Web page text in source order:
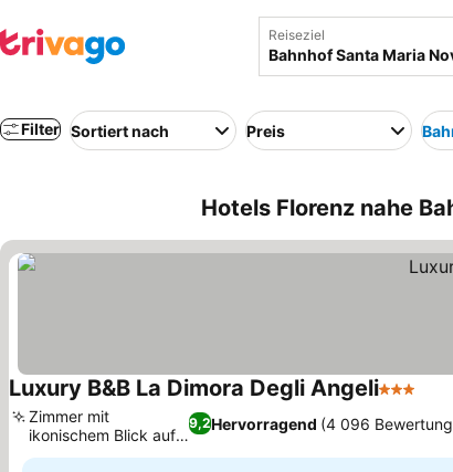
Reiseziel
Filter Sortiert nach Preis
Hotels Florenz nahe
Luxury B&B La Dimora Degli Angeli3 Sterne
9,2Hervorragend (4 096
Zimmer mit
ikonischem Blick auf
den Dom